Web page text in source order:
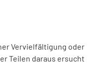
Vervielfältigung oder
Teilen daraus ersucht